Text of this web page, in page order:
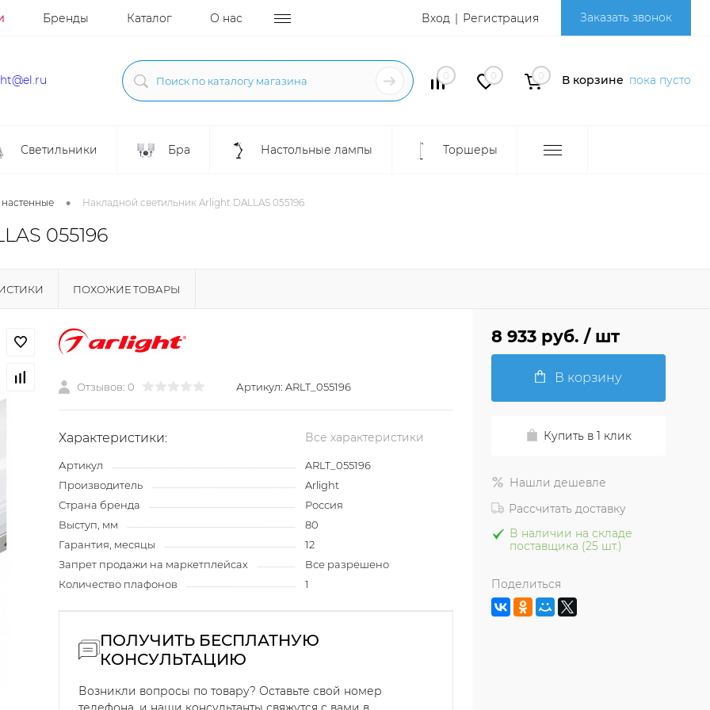
Бренды Каталог О нас Вход Регистрация Заказать звонок
0 0 0 В корзине пока пусто
Светильники Бра Настольные лампы Торшеры
• Накладной светильник Arlight DALLAS 055196
055196
ПОХОЖИЕ ТОВАРЫ
Отзывов: 0 Артикул: ARLT_055196
Характеристики: Все характеристики
Артикул
ARLT_055196
Производитель
Arlight
Страна бренда
Россия
Выступ, мм
80
Гарантия, месяцы
12
Запрет продажи на маркетплейсах
Все разрешено
Количество плафонов
1
ПОЛУЧИТЬ БЕСПЛАТНУЮ
КОНСУЛЬТАЦИЮ
Возникли вопросы по товару? Оставьте свой номер
8 933 руб. / шт
В корзину
Купить в 1 клик
Нашли дешевле
Рассчитать доставку
В наличии на складе
поставщика (25 шт.)
Поделиться